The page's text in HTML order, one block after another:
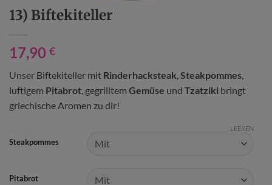
13) Biftekiteller
17,90 €
Unser Biftekiteller mit Rinderhacksteak Steakpommes
luftigem Pitabrot , gegrilltem Gemüse und Tzatziki bringt
griechische Aromen zu dir!
Steakpommes
Pitabrot
LEEREN